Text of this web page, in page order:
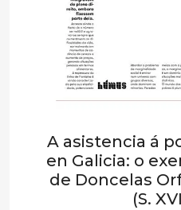
A asistencia á
en Galicia: o
de Doncelas
(S.